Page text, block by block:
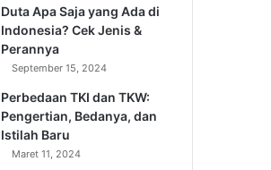
Duta Apa Saja yang Ada di
Indonesia? Cek Jenis &
Perannya
September 15, 2024
Perbedaan TKI dan TKW:
Pengertian, Bedanya, dan
Istilah Baru
Maret 11, 2024